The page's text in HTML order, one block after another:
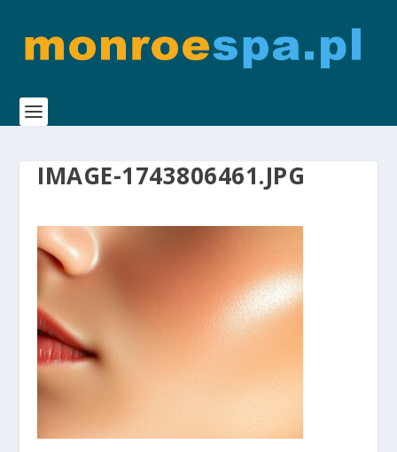
IMAGE-1743806461.JPG